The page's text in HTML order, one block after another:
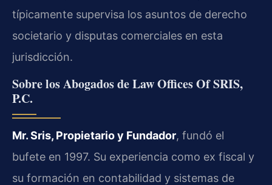
típicamente supervisa los asuntos de derecho
societario y disputas comerciales en esta
jurisdicción.
Sobre los Abogados de Law Offices Of SRIS,
P.C.
Mr. Sris, Propietario y Fundador, fundó el
bufete en 1997. Su experiencia como ex fiscal y
su formación en contabilidad y sistemas de